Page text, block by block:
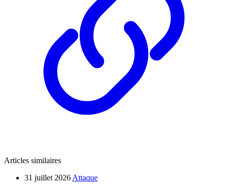
Articles similaires
31 juillet 2026 Attaque